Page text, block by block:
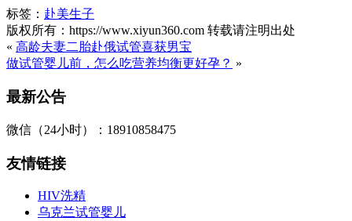
标签： 赴美生子
版权所有：https://www.xiyun360.com 转载请注明出处
« 高龄夫妻二胎赴俄试管喜获男宝
做试管婴儿前，怎么吃营养均衡更好孕？ »
最新公告
微信（24小时）：18910858475
友情链接
HIV洗精
乌克兰试管婴儿